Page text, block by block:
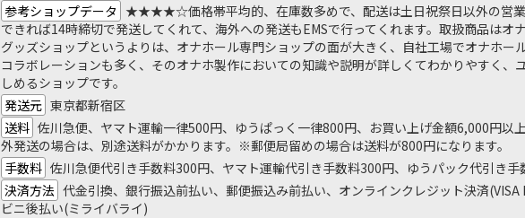
参考ショップデータ ★★★★☆価格帯平均的、在庫数多めで、配送は土日祝祭日以外の営
できれば14時締切で発送してくれて、海外への発送もEMSで行ってくれます。取扱商品はオ
グッズショップというよりは、オナホール専門ショップの面が大きく、自社工場でオナホー
コラボレーションも多く、そのオナホ製作においての知識や説明が詳しくてわかりやすく、
しめるショップです。
発送元 東京都新宿区
送料 佐川急便、ヤマト運輸一律500円、ゆうぱっく一律800円、お買い上げ金額6,000円以
外発送の場合は、別途送料がかかります。※郵便局留めの場合は送料が800円になります。
手数料 佐川急便代引き手数料300円、ヤマト運輸代引き手数料300円、ゆうパック代引き手
決済方法 代金引換、銀行振込前払い、郵便振込み前払い、オンラインクレジット決済
ビニ後払い(ミライバライ)